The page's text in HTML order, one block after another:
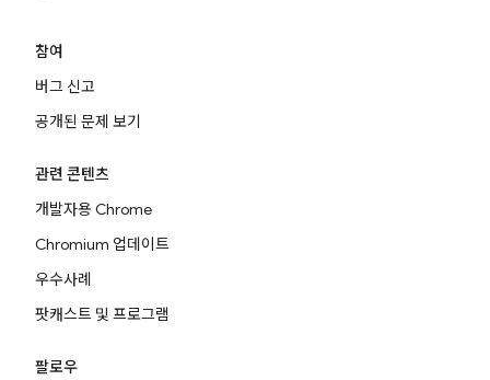
참여
버그 신고
공개된 문제 보기
관련 콘텐츠
개발자용 Chrome
Chromium 업데이트
우수사례
팟캐스트 및 프로그램
팔로우